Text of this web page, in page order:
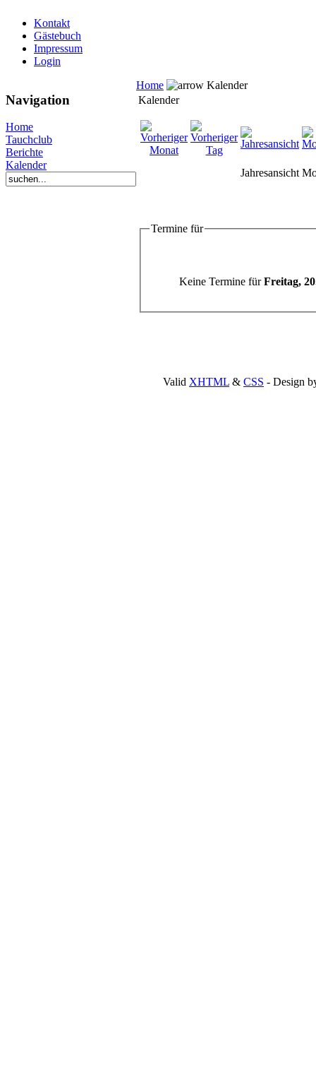
Kontakt
Gästebuch
Impressum
Login
Navigation
Home
Tauchclub
Berichte
Kalender
Home
Kalender
Kalender
Jahresansicht
Termine für
Keine Termine fürFreitag,
Valid XHTML & CSS - Design